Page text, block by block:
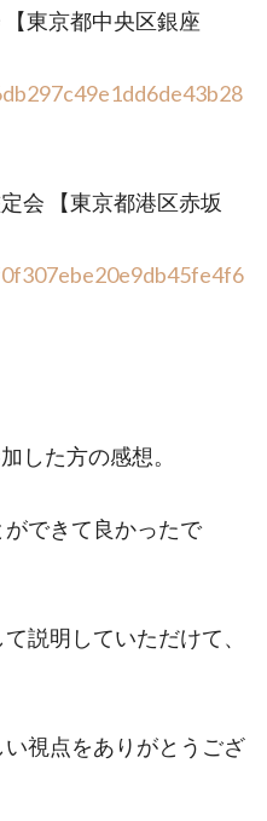
東京都中央区銀座
会 【東京都港区赤坂
した方の感想。
ができて良かったで
説明していただけて、
い視点をありがとうござ